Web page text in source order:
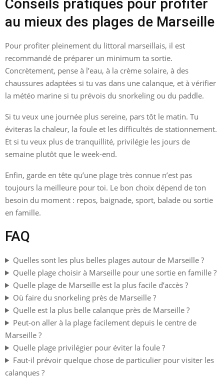
Conseils pratiques pour profiter
au mieux des plages de Marseille
Pour profiter pleinement du littoral marseillais, il est
recommandé de préparer un minimum ta sortie.
Concrètement, pense à l’eau, à la crème solaire, à des
chaussures adaptées si tu vas dans une calanque, et à vérifier
la météo marine si tu prévois du snorkeling ou du paddle.
Si tu veux une journée plus sereine, pars tôt le matin. Tu
éviteras la chaleur, la foule et les difficultés de stationnement.
Et si tu veux plus de tranquillité, privilégie les jours de
semaine plutôt que le week-end.
Enfin, garde en tête qu’une plage très connue n’est pas
toujours la meilleure pour toi. Le bon choix dépend de ton
besoin du moment : repos, baignade, sport, balade ou sortie
en famille.
FAQ
Quelles sont les plus belles plages autour de Marseille ?
Quelle plage choisir à Marseille pour une sortie en famille ?
Quelle plage de Marseille est la plus facile d’accès ?
Où faire du snorkeling près de Marseille ?
Quelle est la plus belle calanque près de Marseille ?
Peut-on aller à la plage facilement depuis le centre de
Marseille ?
Quelle plage privilégier pour éviter la foule ?
Faut-il prévoir quelque chose de particulier pour visiter les
calanques ?